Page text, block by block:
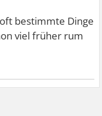
bestimmte Dinge
viel früher rum